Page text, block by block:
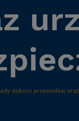
doboru przewodów